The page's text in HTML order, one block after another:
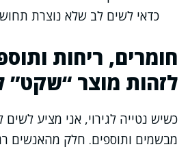
כדאי לשים לב שלא נוצרת
חומרים, ריחות
לזהות מוצר “שקט”
כשיש נטייה לגירוי, אני מציע
מבשמים ותוספים. חלק מהאנשים